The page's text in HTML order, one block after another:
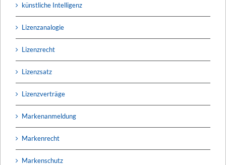
künstliche Intelligenz
Lizenzanalogie
Lizenzrecht
Lizenzsatz
Lizenzverträge
Markenanmeldung
Markenrecht
Markenschutz